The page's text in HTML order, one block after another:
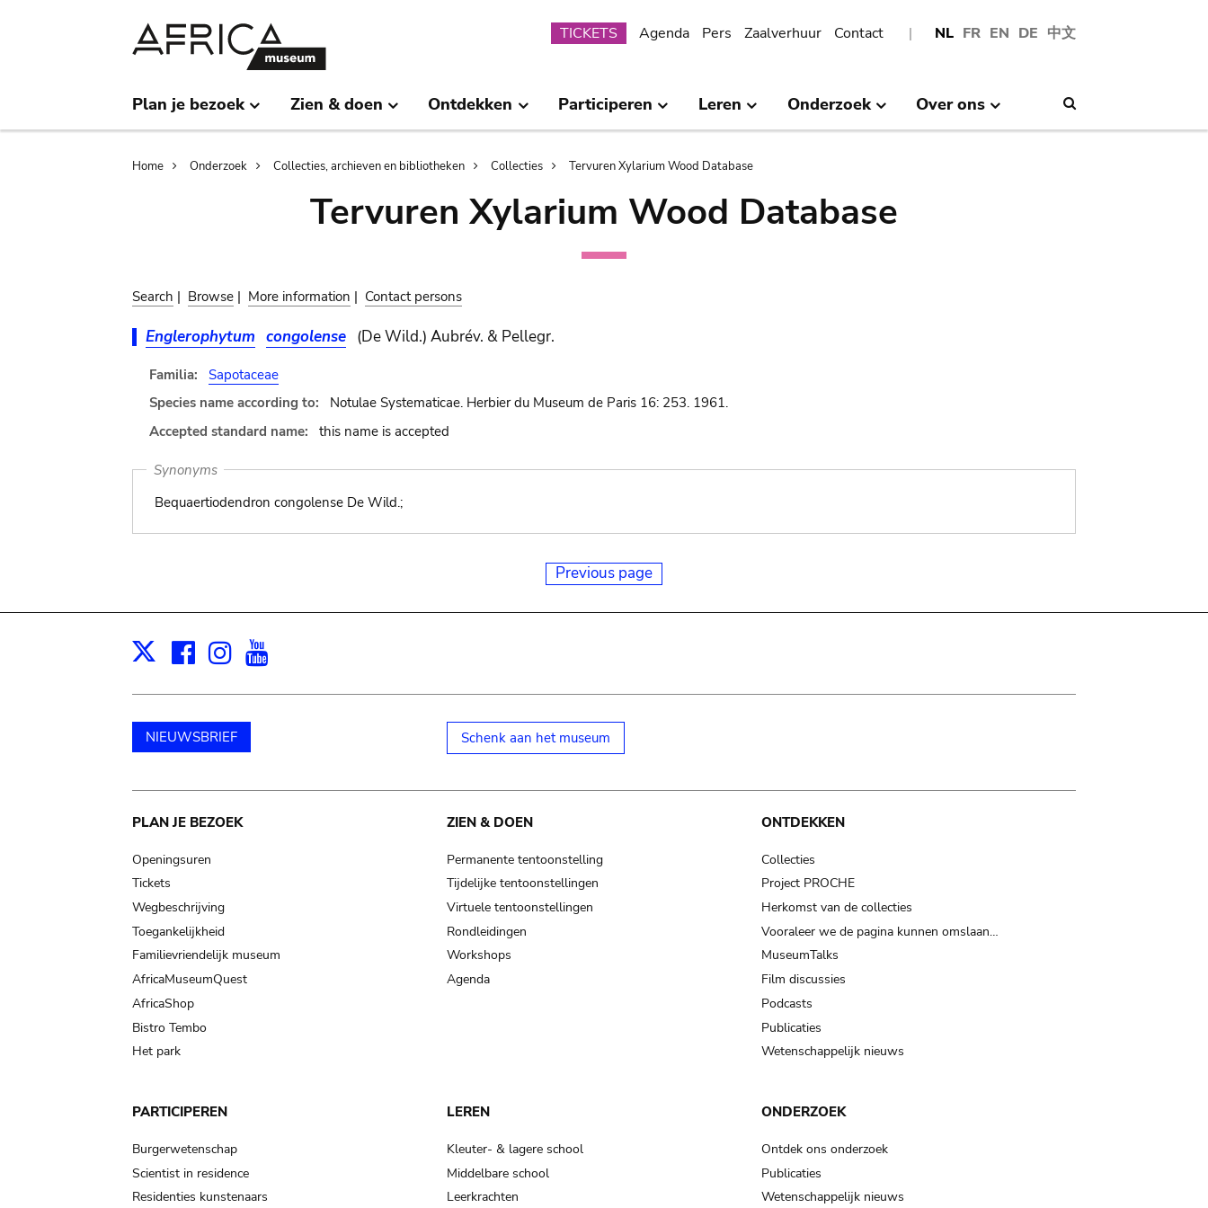
NL FR EN DE 中文
Submenu
TICKETS Agenda Pers Zaalverhuur Contact
Plan je bezoek Zien & doen Ontdekken Participeren Leren Onderzoek Over ons
Breadcrumb
Home Onderzoek Collecties, archieven en bibliotheken Collecties Tervuren Xylarium Wood Database
Tervuren Xylarium Wood Database
Search | Browse | More information | Contact persons
Englerophytum congolense (De Wild.) Aubrév. & Pellegr.
Familia:
Sapotaceae
Species name according to:
Notulae Systematicae. Herbier du Museum de Paris 16: 253. 1961.
Accepted standard name:
this name is accepted
Synonyms
Bequaertiodendron congolense De Wild.;
Previous page
X Facebook
Instagram
NIEUWSBRIEF Schenk aan het museum
Main
navigation
PLAN JE BEZOEK
Openingsuren
Tickets
Wegbeschrijving
Toegankelijkheid
Familievriendelijk museum
AfricaMuseumQuest
AfricaShop
Bistro Tembo
Het park
ZIEN & DOEN
Permanente tentoonstelling
Tijdelijke tentoonstellingen
Virtuele tentoonstellingen
Rondleidingen
Workshops
Agenda
ONTDEKKEN
Collecties
Project PROCHE
Herkomst van de collecties
Vooraleer we de pagina kunnen omslaan…
MuseumTalks
Film discussies
Podcasts
Publicaties
Wetenschappelijk nieuws
PARTICIPEREN
Burgerwetenschap
Scientist in residence
Residenties kunstenaars
LEREN
Kleuter- & lagere school
Middelbare school
Leerkrachten
ONDERZOEK
Ontdek ons onderzoek
Publicaties
Wetenschappelijk nieuws